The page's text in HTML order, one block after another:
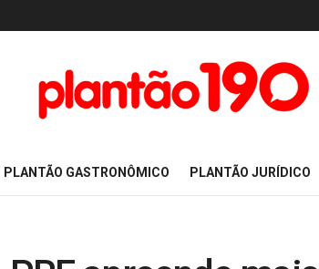
PLANTÃO GASTRONÔMICO PLANTÃO JURÍDICO